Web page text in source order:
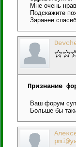
Мне очень
Подскажите
Заранее
Признание
Ваш форум
Больше бы